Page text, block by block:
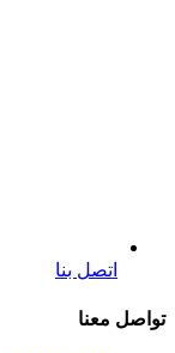
اتصل بنا
تواصل معنا